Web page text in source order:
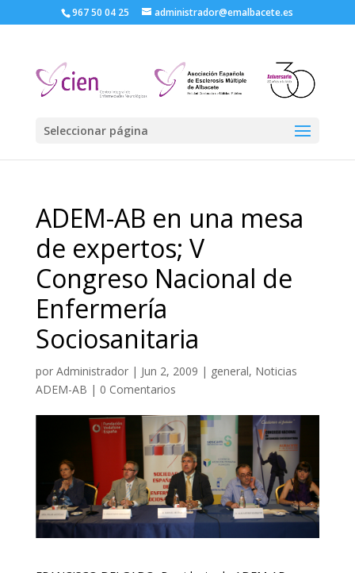
967 50 04 25 administrador@emalbacete.es
Seleccionar página
ADEM-AB en una mesa
de expertos; V
Congreso Nacional de
Enfermería
Sociosanitaria
por Administrador| Jun 2, 2009 | general, Noticias
ADEM-AB | 0 Comentarios